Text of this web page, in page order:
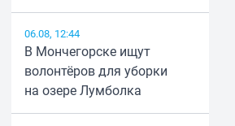
06.08, 12:44
В Мончегорске ищут
волонтёров для уборки
на озере Лумболка